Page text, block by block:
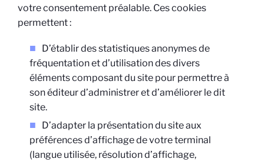
votre consentement préalable. Ces cookies
permettent :
D’établir des statistiques anonymes de
fréquentation et d’utilisation des divers
éléments composant du site pour permettre à
son éditeur d’administrer et d’améliorer le dit
site.
D’adapter la présentation du site aux
préférences d’affichage de votre terminal
(langue utilisée, résolution d’affichage,